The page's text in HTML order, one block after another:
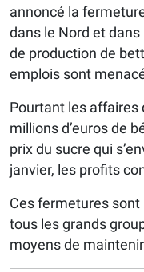
annoncé la
dans le Nord et
de production de
emplois sont
Pourtant les affaires
millions d’euros de
prix du sucre qui
janvier, les profits
Ces fermetures
tous les grands
moyens de